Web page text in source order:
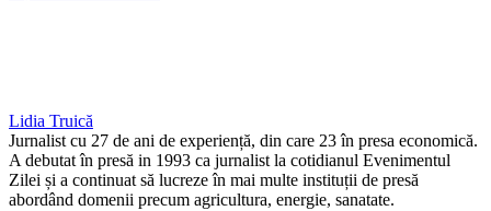
Lidia Truică
Jurnalist cu 27 de ani de experiență, din care 23 în presa economică.
A debutat în presă in 1993 ca jurnalist la cotidianul Evenimentul
Zilei și a continuat să lucreze în mai multe instituții de presă
abordând domenii precum agricultura, energie, sanatate.